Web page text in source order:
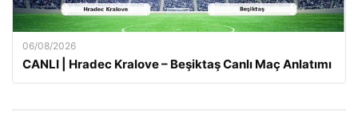
06/08/2026
CANLI | Hradec Kralove – Beşiktaş Canlı Maç Anlatımı